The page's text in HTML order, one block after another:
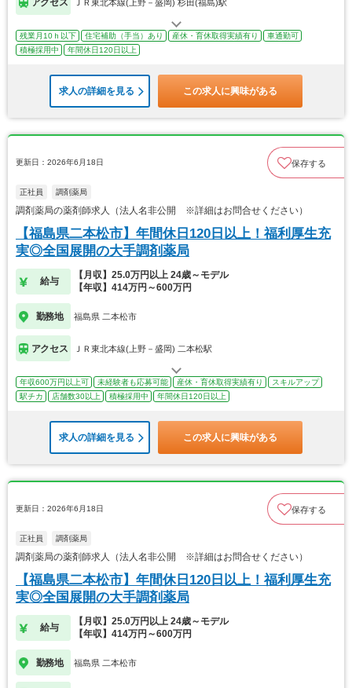
ＪＲ東北本線(上野－盛岡) 杉田(福島)駅
残業月10ｈ以下 住宅補助（手当）あり 産休・育休取得実績有り
車通勤可
積極採用中
年間休日120日以上
求人の詳細を見る この求人に興味がある
更新日：2026年6月18日 保存する
正社員 調剤薬局
調剤薬局の薬剤師求人（法人名非公開 ※詳細はお問合せください）
【福島県二本松市】年間休日120日以上！福利厚生充
実◎全国展開の大手調剤薬局
給与
【月収】25.0万円以上 24歳～モデル
【年収】414万円～600万円
勤務地 福島県 二本松市
アクセス ＪＲ東北本線(上野－盛岡) 二本松駅
年収600万円以上可 未経験者も応募可能 産休・育休取得実績有り
スキルアップ
駅チカ
店舗数30以上 積極採用中 年間休日120日以上
求人の詳細を見る この求人に興味がある
更新日：2026年6月18日 保存する
正社員 調剤薬局
調剤薬局の薬剤師求人（法人名非公開 ※詳細はお問合せください）
【福島県二本松市】年間休日120日以上！福利厚生充
実◎全国展開の大手調剤薬局
給与
【月収】25.0万円以上 24歳～モデル
【年収】414万円～600万円
勤務地 福島県 二本松市